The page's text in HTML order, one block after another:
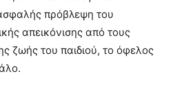
πρόβλεψη του
απεικόνισης από τους
ζωής του παιδιού, το όφελος